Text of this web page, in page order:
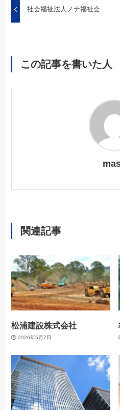
社会福祉法人ノテ福祉会
この記事を書いた人
関連記事
松浦建設株式会社
2026年5月7日